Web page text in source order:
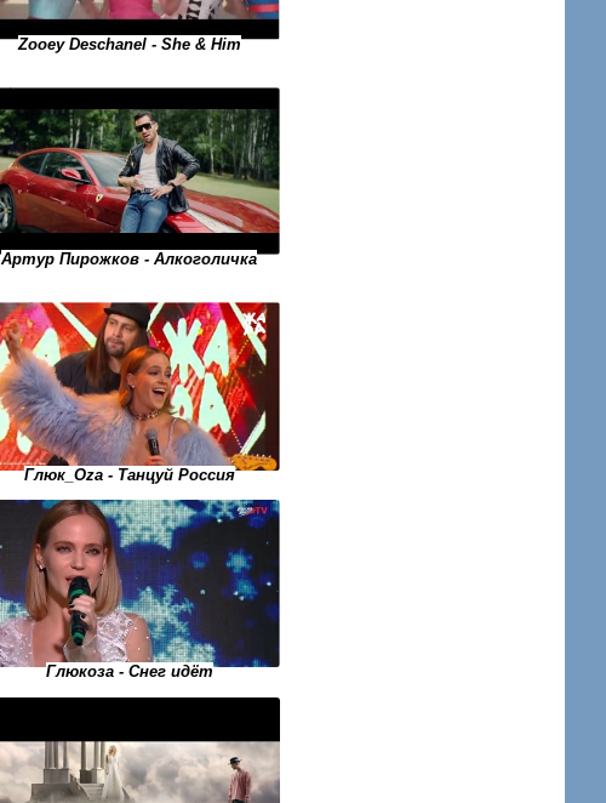
Zooey Deschanel - She & Him
Артур Пирожков - Алкоголичка
Глюк_Oza - Танцуй Россия
Глюкоза - Снег идёт